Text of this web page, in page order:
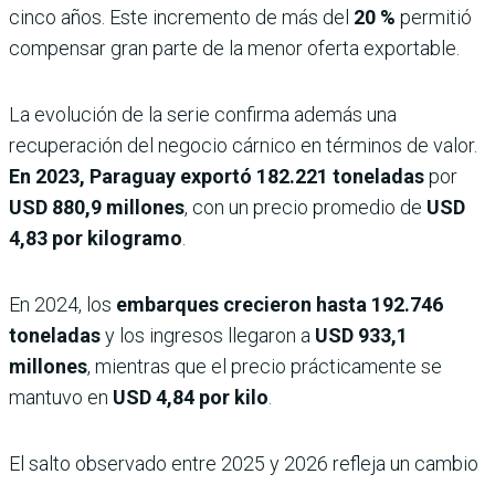
cinco años. Este incremento de más del 20 % permitió
compensar gran parte de la menor oferta exportable.
La evolución de la serie confirma además una
recuperación del negocio cárnico en términos de valor.
En 2023, Paraguay exportó 182.221 toneladaspor
USD 880,9 millones, con un precio promedio de USD
4,83 por kilogramo
En 2024, los embarques crecieron hasta 192.746
toneladasy los ingresos llegaron a USD 933,1
millones, mientras que el precio prácticamente se
mantuvo en USD 4,84 por kilo
El salto observado entre 2025 y 2026 refleja un cambio